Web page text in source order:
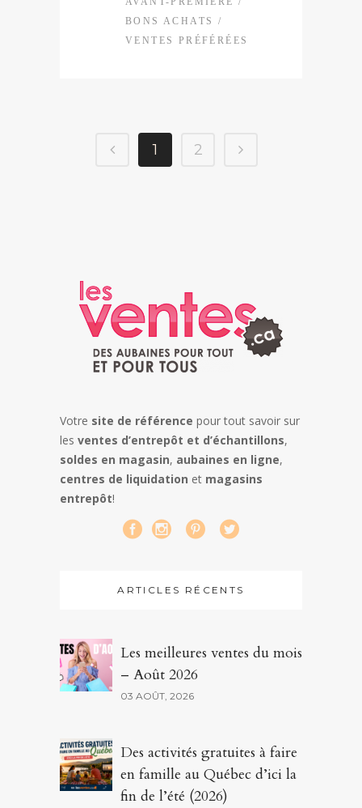
BONS ACHATS
/
VENTES PRÉFÉRÉES
1 2
Votre site de référence pour tout savoir sur
les ventes d’entrepôt et d’échantillons,
soldes en magasin, aubaines en ligne,
centres de liquidation et magasins
entrepôt!
ARTICLES RÉCENTS
Les meilleures ventes du mois
– Août 2026
03 AOÛT, 2026
Des activités gratuites à faire
en famille au Québec d’ici la
fin de l’été (2026)